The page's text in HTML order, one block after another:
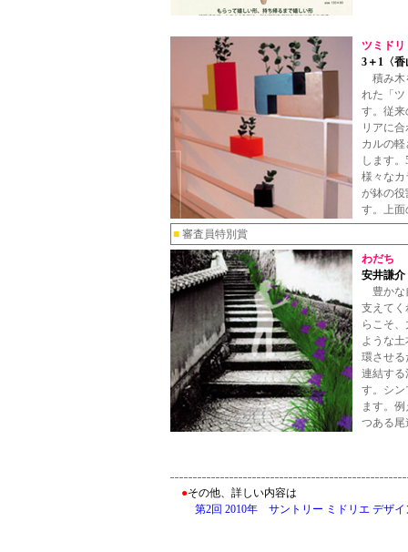
ツミドリ
3＋1〈
積み木
れた「ツ
す。従来
リアに
カルの
します
様々なカ
が鉢の役
す。上面
■ 審査員特別賞
わだち
安井謙介
豊かな
支えてく
らこそ
ような
環させる
連結する
す。シン
ます。
つある尾
●その他、詳しい内容は
第2回 2010年 サントリー ミドリエ デザイ